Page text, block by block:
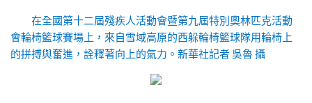
在全國第十二屆殘疾人活動會暨第九屆特別奧林匹克活動
會輪椅籃球賽場上，來自雪域高原的西躲輪椅籃球隊用輪椅上
的拼搏與奮進，詮釋著向上的氣力。 新華社記者 吳魯 攝